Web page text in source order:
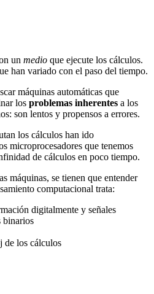
un medio que ejecute los cálculos.
han variado con el paso del tiempo.
máquinas automáticas que
los problemas inherentes a los
son lentos y propensos a errores.
los cálculos han ido
microprocesadores que tenemos
de cálculos en poco tiempo.
máquinas, se tienen que entender
computacional trata:
digitalmente y señales
binarios
de los cálculos